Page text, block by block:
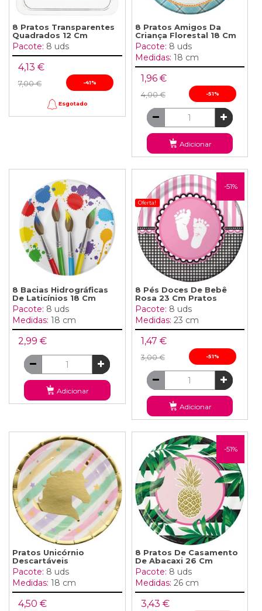
8 Pratos Transparentes
Quadrados 12 Cm
Pacote: 8 uds
4,13 €
7,00 € -41%
Esgotado
8 Pratos Amigos Da
Criança Florestal 18 Cm
Pacote: 8 uds
Medidas: 18 cm
1,96 €
4,00 € -51%
Adicionar
8 Bacias Hidrográficas
De Laticínios 18 Cm
Pacote: 8 uds
Medidas: 18 cm
2,99 €
Adicionar
-51%
Oferta!
8 Pés Doces De Bebê
Rosa 23 Cm Pratos
Pacote: 8 uds
Medidas: 23 cm
1,47 €
3,00 € -51%
Adicionar
Pratos Unicórnio
Descartáveis
Pacote: 8 uds
Medidas: 18 cm
4,50 €
-51%
8 Pratos De Casamento
De Abacaxi 26 Cm
Pacote: 8 uds
Medidas: 26 cm
3,43 €